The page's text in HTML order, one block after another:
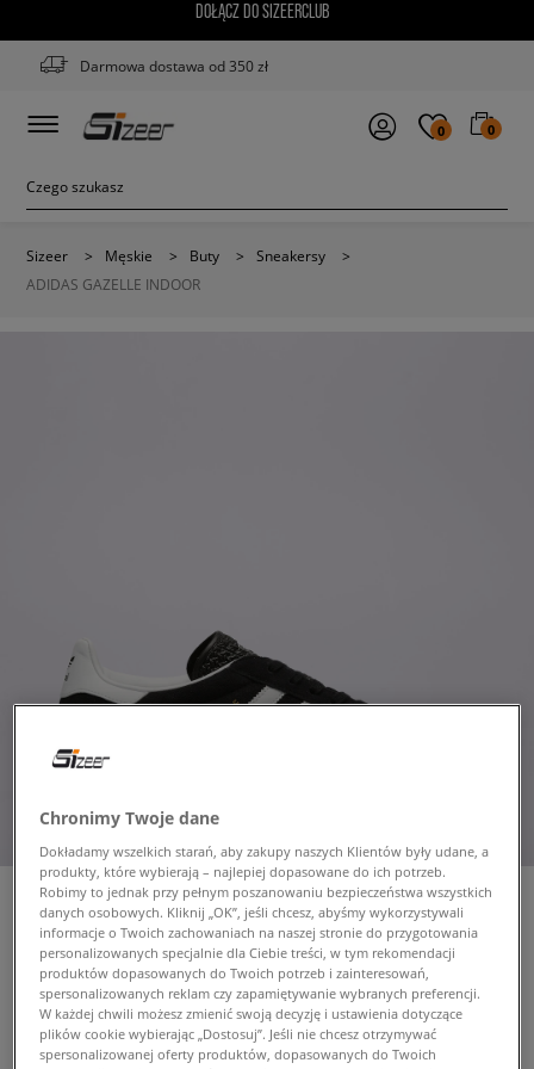
DOŁĄCZ DO SIZEERCLUB
Darmowa dostawa od 350 zł
0 0
Sizeer > Męskie > Buty > Sneakersy
>
ADIDAS GAZELLE INDOOR
ADIDAS GAZELLE INDOOR
męskie, sneakersy
329,99 zł z VAT
Chronimy Twoje dane
Dokładamy wszelkich starań, aby zakupy naszych Klientów były udane, a
produkty, które wybierają – najlepiej dopasowane do ich potrzeb.
Robimy to jednak przy pełnym poszanowaniu bezpieczeństwa wszystkich
danych osobowych. Kliknij „OK”, jeśli chcesz, abyśmy wykorzystywali
informacje o Twoich zachowaniach na naszej stronie do przygotowania
personalizowanych specjalnie dla Ciebie treści, w tym rekomendacji
produktów dopasowanych do Twoich potrzeb i zainteresowań,
spersonalizowanych reklam czy zapamiętywanie wybranych preferencji.
W każdej chwili możesz zmienić swoją decyzję i ustawienia dotyczące
plików cookie wybierając „Dostosuj”. Jeśli nie chcesz otrzymywać
spersonalizowanej oferty produktów, dopasowanych do Twoich